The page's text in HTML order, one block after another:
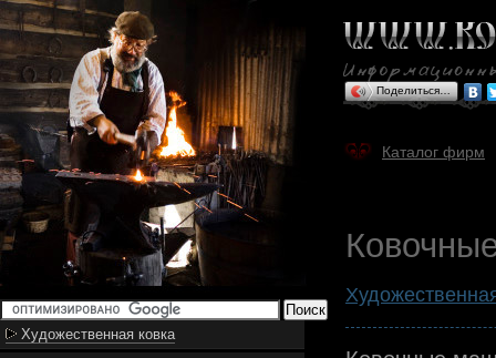
Художественная ковка
Поделиться…
Каталог фирм